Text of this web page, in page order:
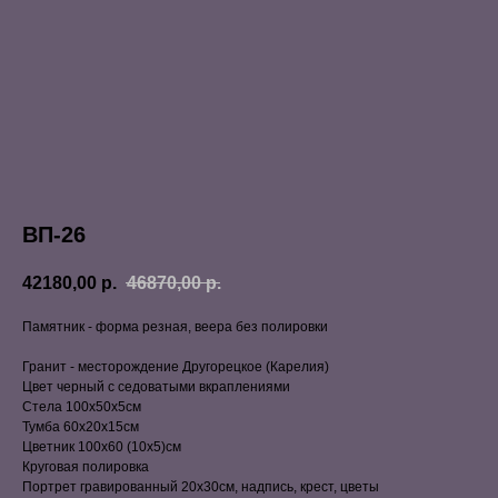
ВП-26
42180,00 р. 46870,00 р.
Памятник - форма резная, веера без полировки
Гранит - месторождение Другорецкое (Карелия)
Цвет черный с седоватыми вкраплениями
Стела 100х50х5см
Тумба 60х20х15см
Цветник 100х60 (10х5)см
Круговая полировка
Портрет гравированный 20х30см, надпись, крест, цветы